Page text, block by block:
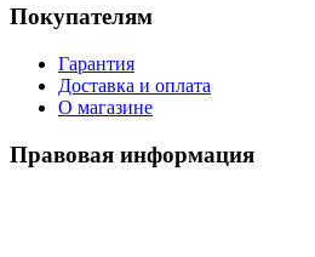
Покупателям
Гарантия
Доставка и оплата
О магазине
Правовая информация